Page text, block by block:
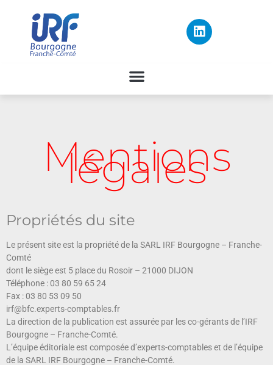
Mentions
légales
Propriétés du site
Le présent site est la propriété de la SARL IRF Bourgogne – Franche-
Comté
dont le siège est 5 place du Rosoir – 21000 DIJON
Téléphone : 03 80 59 65 24
Fax : 03 80 53 09 50
irf@bfc.experts-comptables.fr
La direction de la publication est assurée par les co-gérants de l’IRF
Bourgogne – Franche-Comté.
L’équipe éditoriale est composée d’experts-comptables et de l’équipe
de la SARL IRF Bourgogne – Franche-Comté.